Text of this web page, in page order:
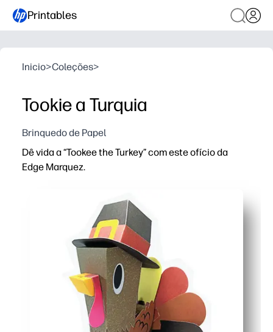
Printables
Inicio>Coleções>
Tookie a Turquia
Brinquedo de Papel
Dê vida a “Tookee the Turkey” com este ofício da
Edge Marquez.
Os seus filhos ficam envolvidos com um charmoso
Desenvolvem-se habilidades motoras finas,
Recebem uma decoração festiva para mesas,